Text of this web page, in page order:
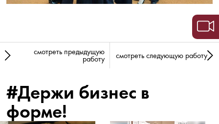
смотреть предыдущую
работу смотреть следующую работу
#Держи бизнес в
форме!